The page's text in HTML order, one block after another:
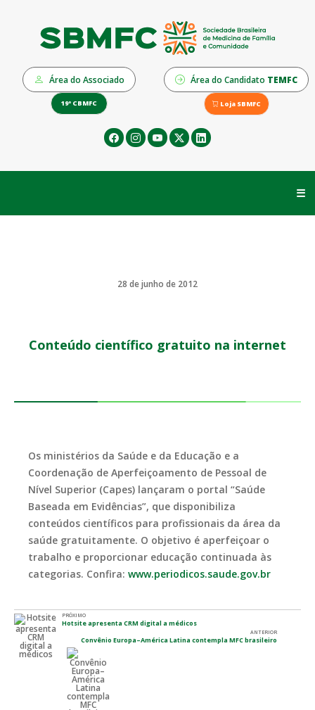
Área do Associado Área do Candidato TEMFC
19º CBMFC Loja SBMFC
☰
28 de junho de 2012
Conteúdo científico gratuito na internet
Os ministérios da Saúde e da Educação e a
Coordenação de Aperfeiçoamento de Pessoal de
Nível Superior (Capes) lançaram o portal “Saúde
Baseada em Evidências”, que disponibiliza
conteúdos científicos para profissionais da área da
saúde gratuitamente. O objetivo é aperfeiçoar o
trabalho e proporcionar educação continuada às
categorias. Confira:www.periodicos.saude.gov.br
PRÓXIMO
Hotsite apresenta CRM digital a médicos
ANTERIOR
Convênio Europa–América Latina contempla MFC brasileiro